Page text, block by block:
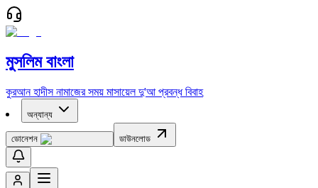
মুসলিম বাংলা
কুরআন হাদীস নামাজের সময় মাসায়েল দু'আ প্রবন্ধ বিবাহ
অন্যান্য
ডোনেশন ডাউনলোড